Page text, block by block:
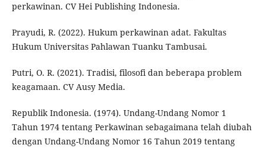
perkawinan. CV Hei Publishing Indonesia.
Prayudi, R. (2022). Hukum perkawinan adat. Fakultas
Hukum Universitas Pahlawan Tuanku Tambusai.
Putri, O. R. (2021). Tradisi, filosofi dan beberapa problem
keagamaan. CV Ausy Media.
Republik Indonesia. (1974). Undang-Undang Nomor 1
Tahun 1974 tentang Perkawinan sebagaimana telah diubah
dengan Undang-Undang Nomor 16 Tahun 2019 tentang